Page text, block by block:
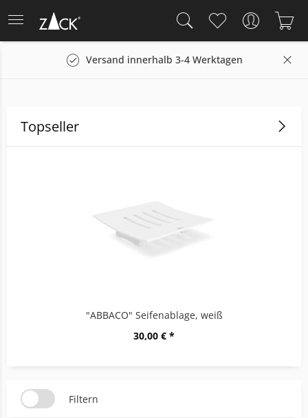
Versand innerhalb 3-4 Werktagen
Topseller
"ABBACO" Seifenablage, weiß
30,00 € *
Filtern